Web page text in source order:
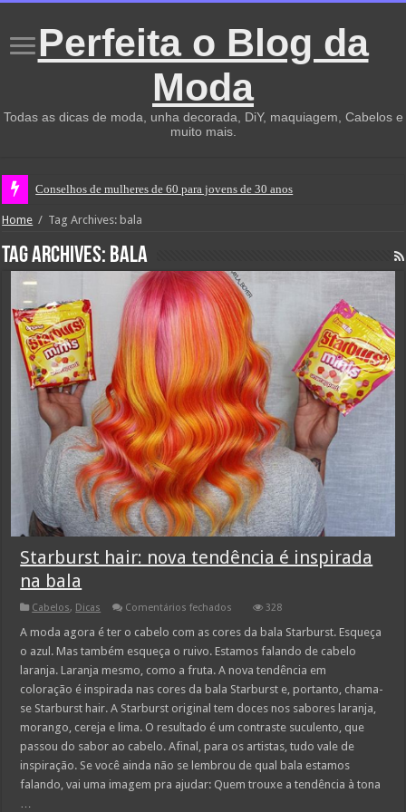
Perfeita o Blog da
Moda
Todas as dicas de moda, unha decorada, DiY, maquiagem, Cabelos e
muito mais.
Conselhos de mulheres de 60 para jovens de 30 anos
Home / Tag Archives: bala
Tag Archives: bala
Starburst hair: nova tendência é inspirada
na bala
Cabelos, Dicas Comentários fechados
hair:
tendência
é
inspirada
na
bala
328
A moda agora é ter o cabelo com as cores da bala Starburst. Esqueça
o azul. Mas também esqueça o ruivo. Estamos falando de cabelo
laranja. Laranja mesmo, como a fruta. A nova tendência em
coloração é inspirada nas cores da bala Starburst e, portanto, chama-
se Starburst hair. A Starburst original tem doces nos sabores laranja,
morango, cereja e lima. O resultado é um contraste suculento, que
passou do sabor ao cabelo. Afinal, para os artistas, tudo vale de
inspiração. Se você ainda não se lembrou de qual bala estamos
falando, vai uma imagem pra ajudar: Quem trouxe a tendência à tona